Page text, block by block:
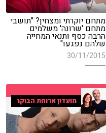
מתחם יוקרתי ומצחין? "תושבי
מתחם 'שרונה' משלמים
הרבה כסף ותנאי המחייה
שלהם נפגעו"
30/11/2015
מועדון ארוחת הבוקר